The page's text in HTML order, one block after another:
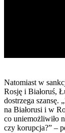
Natomiast w
Rosję i Białoruś,
dostrzega szansę.
na Białorusi i w
co uniemożliwiło
czy korupcja?” –